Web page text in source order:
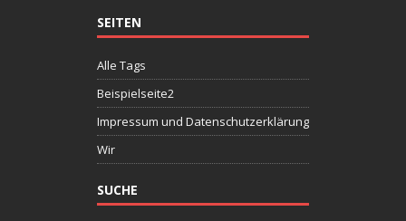
SEITEN
Alle Tags
Beispielseite2
Impressum und Datenschutzerklärung
Wir
SUCHE